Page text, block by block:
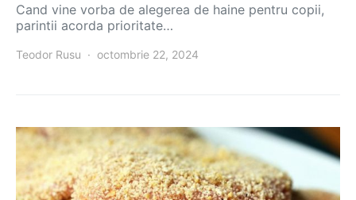
Cand vine vorba de alegerea de haine pentru copii,
parintii acorda prioritate…
Teodor Rusu octombrie 22, 2024